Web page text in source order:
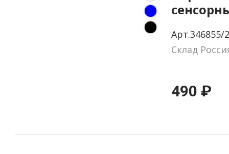
Арт.346855/
Склад
490 ₽